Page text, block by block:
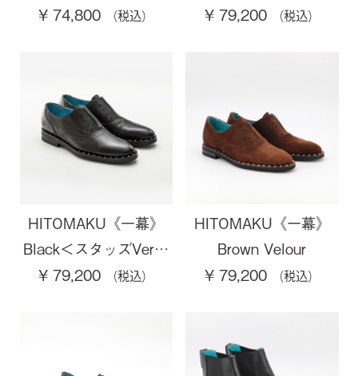
¥ 74,800
¥ 79,200
HITOMAKU《一幕》
Black＜スタッズVer…
¥ 79,200
HITOMAKU《一幕》
Brown Velour
¥ 79,200